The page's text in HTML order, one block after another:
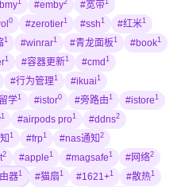
#emby #宽带
0 #zerotier1 #ssh 1 #红米1
1 #winrar1 #青龙面板 1 #book1
1 #容器更新1 #cmd 1
#行为管理1 #ikuai 1
学1 #istor0 #旁路由 1 #istore 1
1 #airpods pro1 #ddns2
1 #frp1 #nas通知 2
2 #apple 1 #magsafe 1 #网络2
器1 #猫扇 1 #1621+1 #散热1